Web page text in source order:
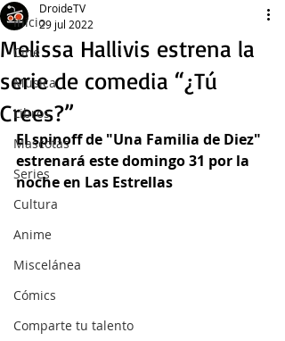
Inicio
Cine
Música
Libros
Mascotas
Series
Cultura
Anime
Miscelánea
Cómics
Comparte tu talento
Melissa Hallivis estrena la
serie de comedia “¿Tú
Crees?”
DroideTV
29 jul 2022
El spinoff de "Una Familia de Diez"
estrenará este domingo 31 por la
noche en Las Estrellas